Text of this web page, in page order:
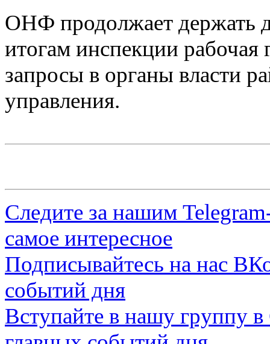
ОНФ продолжает держать
итогам инспекции
запросы в органы власти
управления.
Следите за нашим
самое интересное
Подписывайтесь на нас
событий дня
Вступайте в нашу группу в